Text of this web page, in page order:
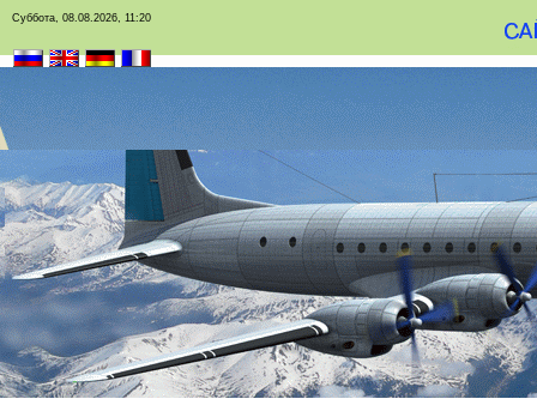
Суббота, 08.08.2026, 11:20